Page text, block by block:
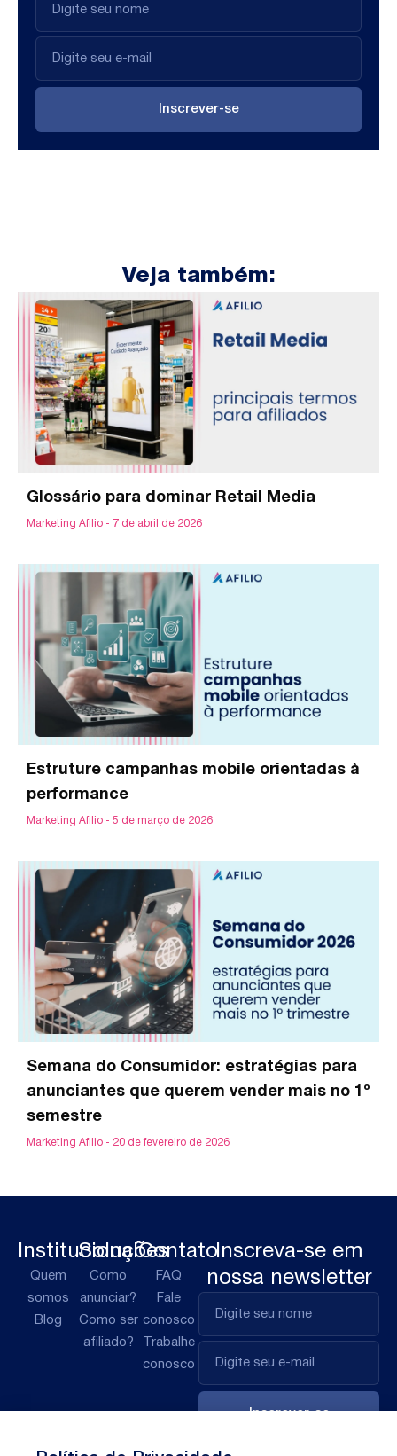
Inscrever-se
Veja também:
Glossário para dominar Retail Media
Marketing Afilio 7 de abril de 2026
Estruture campanhas mobile orientadas à
performance
Marketing Afilio 5 de março de 2026
Semana do Consumidor: estratégias para
anunciantes que querem vender mais no 1º
semestre
Marketing Afilio 20 de fevereiro de 2026
Institucional
Quem
somos
Blog
Soluções
Como
anunciar?
Como ser
afiliado?
Contato
FAQ
Fale
conosco
Trabalhe
conosco
Inscreva-se em
nossa newsletter
Inscrever-se